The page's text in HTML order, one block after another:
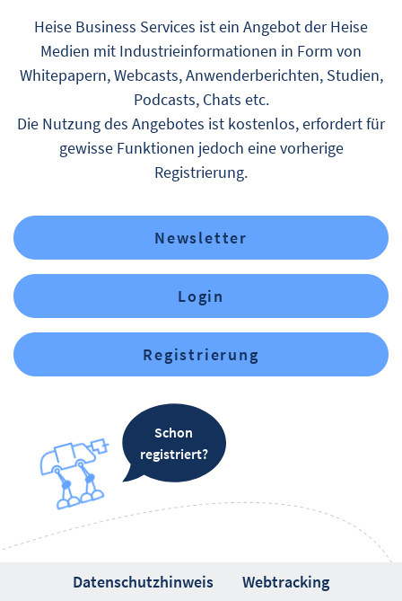
Heise Business Services ist ein Angebot der Heise
Medien mit Industrieinformationen in Form von
Whitepapern, Webcasts, Anwenderberichten, Studien,
Podcasts, Chats etc.
Die Nutzung des Angebotes ist kostenlos, erfordert für
gewisse Funktionen jedoch eine vorherige
Registrierung.
Newsletter
Login
Registrierung
Schon
registriert?
Datenschutzhinweis Webtracking